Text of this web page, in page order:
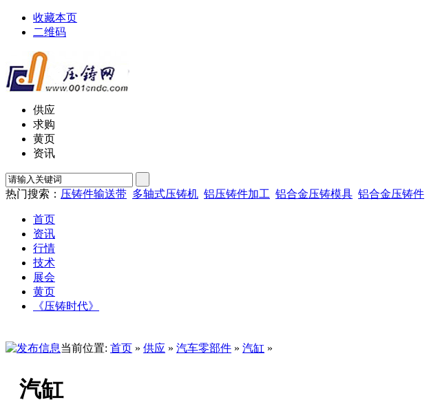
收藏本页
二维码
供应
求购
黄页
资讯
热门搜索： 压铸件输送带 多轴式压铸机 铝压铸件加工 铝合金压铸模具 铝合金压铸件
首页
资讯
行情
技术
展会
黄页
《压铸时代》
当前位置: 首页 » 供应 » 汽车零部件 » 汽缸 »
汽缸